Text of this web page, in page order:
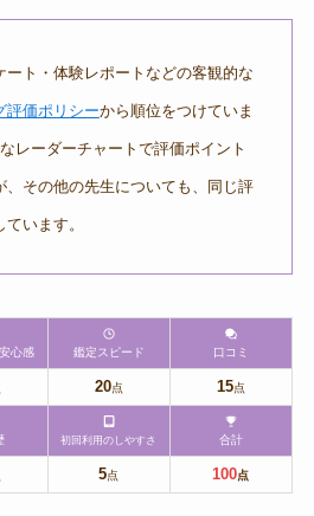
ート・体験レポートなどの客観的な
評価ポリシーから順位をつけていま
レーダーチャートで評価ポイント
、その他の先生についても、同じ評
います。
心感 鑑定スピード 口コミ
20点 15点
初回利用のしやすさ 合計
5点 100点